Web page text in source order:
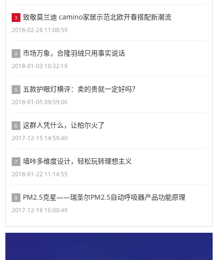
3 致敬莫兰迪 camino家居示范北欧开春搭配新潮流
2018-02-28 11:08:59
4 市场万象，合隆羽绒只用事实说话
2018-01-03 10:32:19
5 五款护眼灯横评：卖的贵就一定好吗？
2018-01-05 09:59:06
6 这群人凭什么，让柏尔火了
2017-12-15 14:59:40
7 墙咔多维度设计，轻松玩转理想主义
2018-01-22 11:14:55
8 PM2.5克星——瑞圣尔PM2.5自动呼吸器产品功能原理
2017-12-18 16:00:49